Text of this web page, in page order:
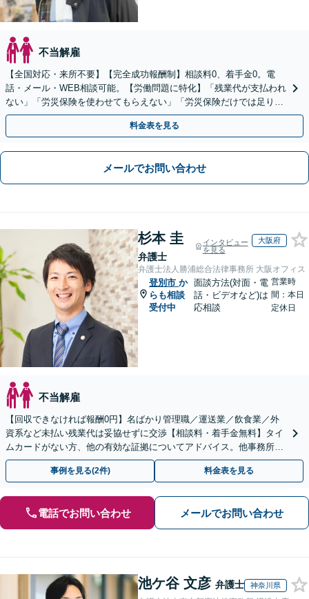
不当解雇
【全国対応・来所不要】【完全成功報酬制】相談料0、着手金0。電
話・メール・WEB相談可能。【労働問題に特化】「残業代が支払われ
ない」「労災保険を使わせてもらえない」「労災保険だけでは足りな
い。損害賠償請求したい」など労働問題はお任せを。
料金表を見る
メールでお問い合わせ
杉本 圭
弁護士
インタビュー
を見る
大阪府
弁護士法人勝浦総合法律事務所 大阪オフィス
登別市 か
らも相談
受付中
面談方法(対面・電
話・ビデオなど)は
応相談
営業時
間：本日
定休日
不当解雇
【回収できなければ報酬0円】名ばかり管理職／運送業／飲食業／外
資系など未払い残業代は妥協せずに交渉【相談料・着手金無料】タイ
ムカードがない方、他の有効な証拠についてアドバイス。他事務所で
断られた方もご相談ください。あなたの権利を守ります！
事例を見る(2件) 料金表を見る
電話でお問い合わせ メールでお問い合わせ
池ケ谷 文彦 弁護士 神奈川県